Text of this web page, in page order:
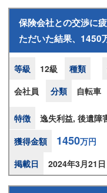
保険会社との交渉に
ただいた結果、1450
等級 12級 種類
会社員
分類 自転車
特徴
逸失利益, 後遺障
獲得金額
1450万円
掲載日
2024年3月21日